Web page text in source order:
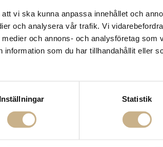
vi ska kunna anpassa innehållet och
och analysera vår trafik. Vi
och annons- och analysföretag som
information som du har tillhandahållit eller
Inställningar Statistik
SPECIFICATION